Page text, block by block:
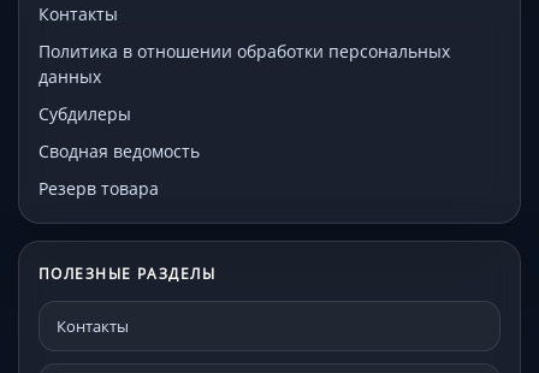
Контакты
Политика в отношении обработки персональных
данных
Субдилеры
Сводная ведомость
Резерв товара
ПОЛЕЗНЫЕ РАЗДЕЛЫ
Контакты